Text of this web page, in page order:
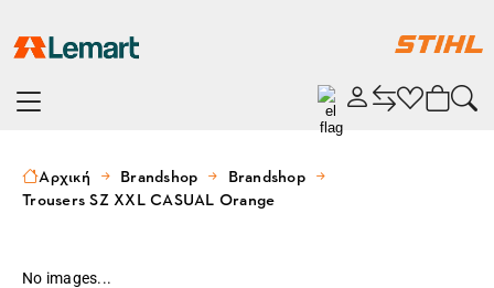
Αρχική Brandshop
Brandshop
Trousers SZ XXL CASUAL Orange
No images...